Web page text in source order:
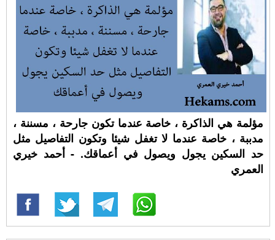
مؤلمة هي الذاكرة ، خاصة عندما تكون جارحة ، مسننة ،
مدببة ، خاصة عندما لا تغفل شيئا وتكون التفاصيل مثل
حد السكين يجول ويصول في أعماقك. - أحمد خيري
العمري